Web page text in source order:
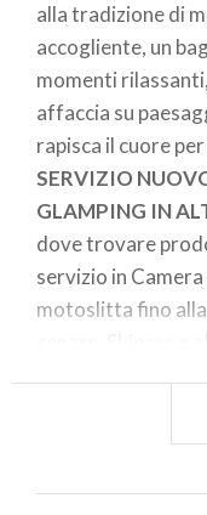
alla tradizione di
accogliente, un
momenti
affaccia su
rapisca il cuore per
SERVIZIO
GLAMPING IN
dove trovare
servizio in
motoslitta fino
giornata di sci. E
VALMALENCOvi
Una persona al